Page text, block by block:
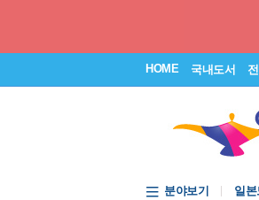
HOME 국내도서
분야보기 일본